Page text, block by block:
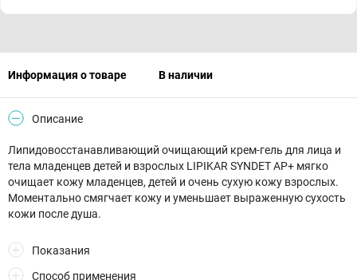
Информация о товаре В наличии
Описание
Липидовосстанавливающий очищающий крем-гель для лица и
тела младенцев детей и взрослых LIPIKAR SYNDET AP+ мягко
очищает кожу младенцев, детей и очень сухую кожу взрослых.
Моментально смягчает кожу и уменьшает выраженную сухость
кожи после душа.
Показания
Способ применения